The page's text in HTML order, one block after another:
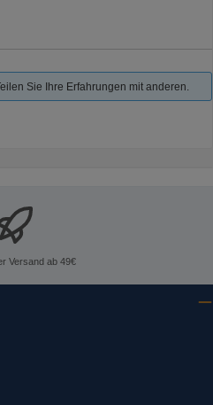
Sie Ihre Erfahrungen mit anderen.
Versand ab 49€